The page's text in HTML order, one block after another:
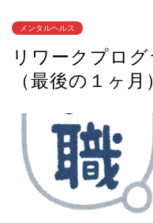
メンタルヘルス
リワークプロ
（最後の１ヶ月